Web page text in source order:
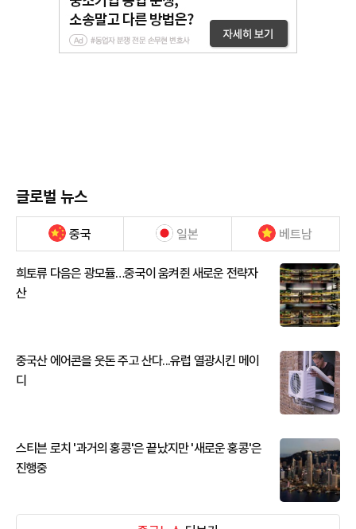
글로벌 뉴스
중국 일본 베트남
희토류 다음은 광모듈…중국이 움켜쥔 새로운 전략자
산
중국산 에어콘을 웃돈 주고 산다...유럽 열광시킨 메이
디
스티븐 로치 '과거의 홍콩'은 끝났지만 '새로운 홍콩'은
진행중